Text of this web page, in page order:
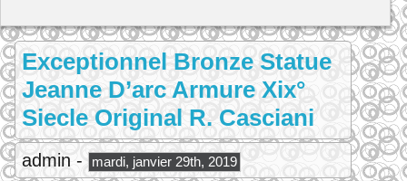
Exceptionnel Bronze Statue
Jeanne D’arc Armure Xix°
Siecle Original R. Casciani
admin - mardi, janvier 29th, 2019